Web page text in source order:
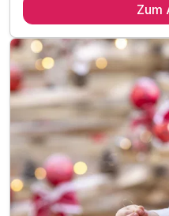
3 x reichhaltiges Frühstück
inkl. Obst & Säfte während
inkl. Mineral & Saftbar
inkl. Professionelle
inkl. 600m² Indoor-
inkl. Spielplatz, Trampolin &
inkl. Komfortables
Kinderpreise inkl. fam so
Zum